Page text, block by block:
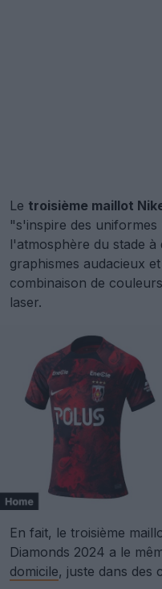
Le troisième maillot
"s'inspire des uniformes
l'atmosphère du stade à
graphismes audacieux
combinaison de
laser.
En fait, le troisième
Diamonds 2024 a le
domicile, juste dans des